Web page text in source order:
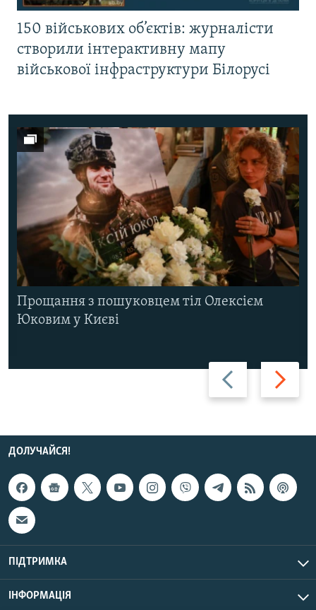
150 військових об’єктів: журналісти
створили інтерактивну мапу
військової інфраструктури Білорусі
Назад Вперед
Прощання з пошуковцем тіл Олексієм
Юковим у Києві
ДОЛУЧАЙСЯ!
ПІДТРИМКА
ІНФОРМАЦІЯ